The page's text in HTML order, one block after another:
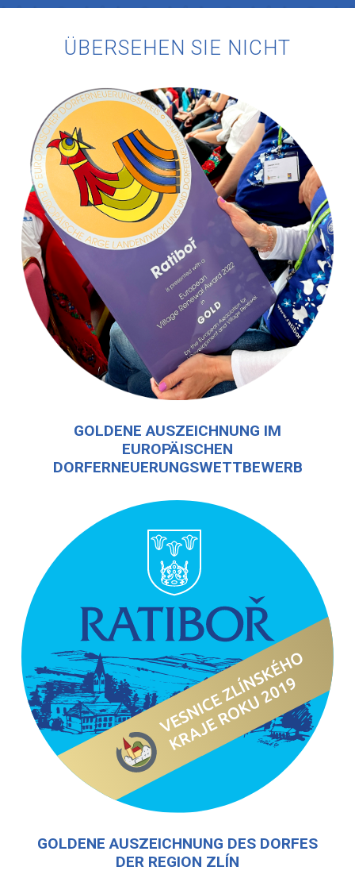
ÜBERSEHEN SIE NICHT
GOLDENE AUSZEICHNUNG IM
EUROPÄISCHEN
DORFERNEUERUNGSWETTBEWERB
GOLDENE AUSZEICHNUNG DES DORFES
DER REGION ZLÍN